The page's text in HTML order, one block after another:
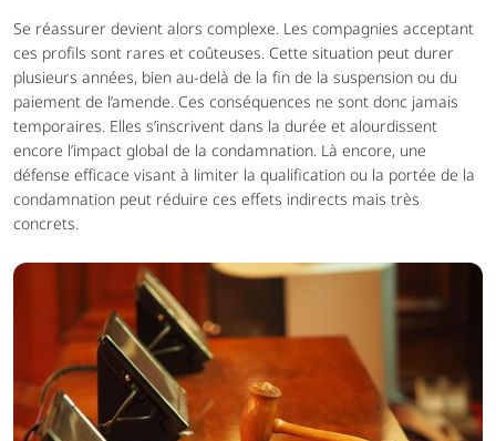
Se réassurer devient alors complexe. Les compagnies acceptant
ces profils sont rares et coûteuses. Cette situation peut durer
plusieurs années, bien au-delà de la fin de la suspension ou du
paiement de l’amende. Ces conséquences ne sont donc jamais
temporaires. Elles s’inscrivent dans la durée et alourdissent
encore l’impact global de la condamnation. Là encore, une
défense efficace visant à limiter la qualification ou la portée de la
condamnation peut réduire ces effets indirects mais très
concrets.